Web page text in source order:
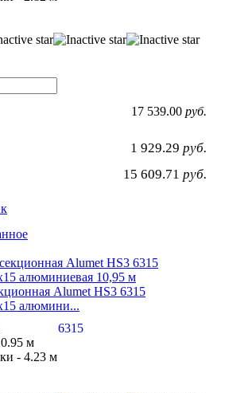
17 539.00 руб.
1 929.29 руб.
15 609.71 руб.
Alumet HS3 6315
алюмини...
6315
м
- 4.23 м